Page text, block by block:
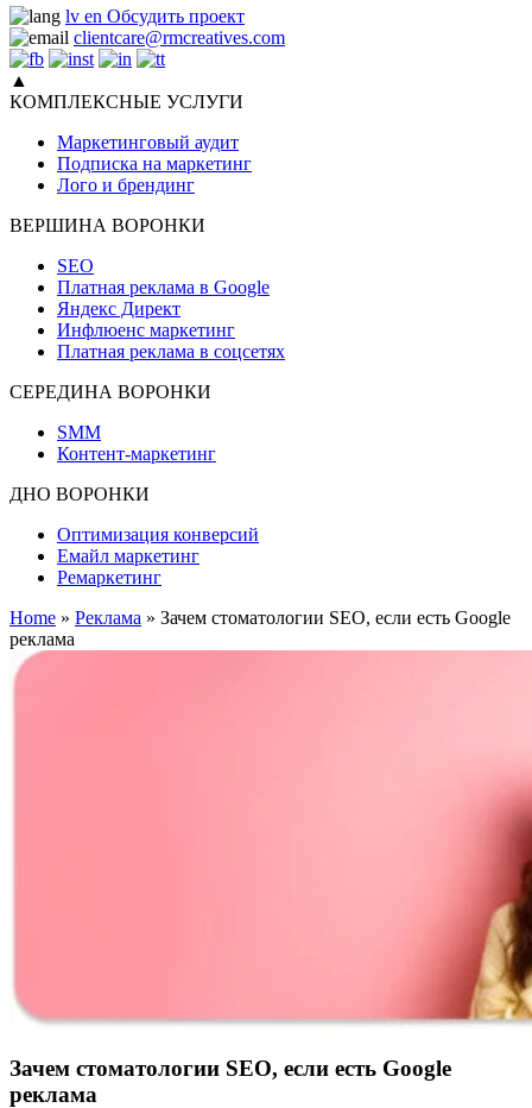
lv en Обсудить проект
clientcare@rmcreatives.com
▲
КОМПЛЕКСНЫЕ УСЛУГИ
Маркетинговый аудит
Подписка на маркетинг
Лого и брендинг
ВЕРШИНА ВОРОНКИ
SEO
Платная реклама в Google
Яндекс Директ
Инфлюенс маркетинг
Платная реклама в соцсетях
СЕРЕДИНА ВОРОНКИ
SMM
Контент-маркетинг
ДНО ВОРОНКИ
Оптимизация конверсий
Емайл маркетинг
Ремаркетинг
Home » Реклама » Зачем стоматологии SEO, если есть Google
реклама
Зачем стоматологии SEO, если есть Google
реклама